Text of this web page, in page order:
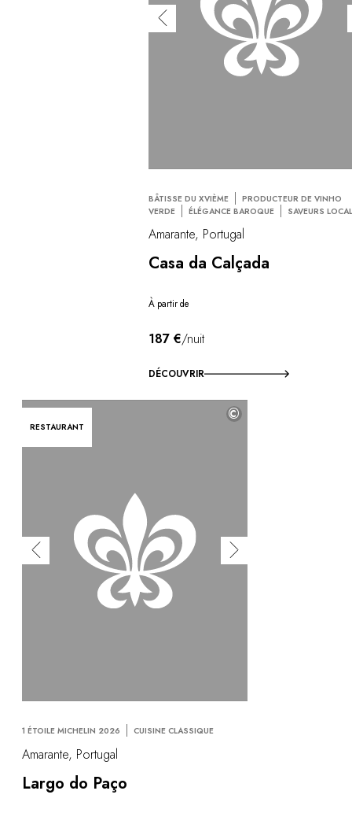
BÂTISSE DU XVIÈME
PRODUCTEUR DE VINHO
VERDE
ÉLÉGANCE BAROQUE SAVEURS
Amarante, Portugal
Casa da Calçada
À partir de
187 €/nuit
DÉCOUVRIR
RESTAURANT
©
1 ÉTOILE MICHELIN 2026 CUISINE CLASSIQUE
Amarante, Portugal
Largo do Paço